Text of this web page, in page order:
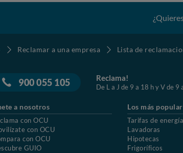
Reclamar a una empresa Lista de
900 055 105 Reclama!
De L a J de 9 a 18 h y V de 9
a nosotros
con OCU
con OCU
con OCU
GUIO
Los más
Tarifas de energía
Lavadoras
Hipotecas
Frigoríficos